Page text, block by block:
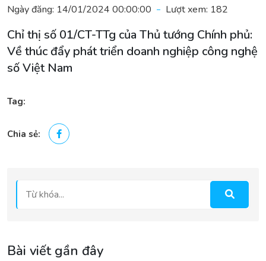
Ngày đăng: 14/01/2024 00:00:00 Lượt xem: 182
Chỉ thị số 01/CT-TTg của Thủ tướng Chính phủ:
Về thúc đẩy phát triển doanh nghiệp công nghệ
số Việt Nam
Tag:
Chia sẻ:
Bài viết gần đây